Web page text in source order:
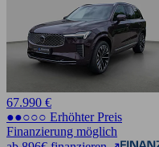
67.990 €
●●○○○ Erhöhter Preis
Finanzierung möglich